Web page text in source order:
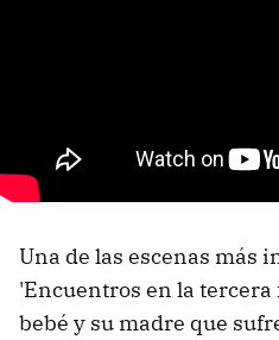
Una de las escenas más
'Encuentros en la
bebé y su madre que